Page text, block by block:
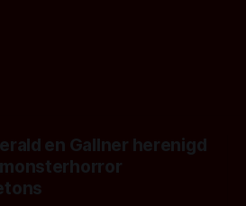
en Gallner herenigd